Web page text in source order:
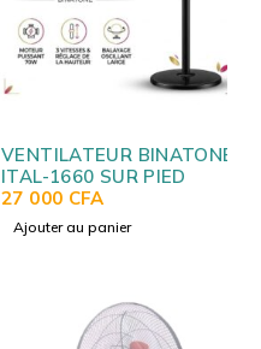
VENTILATEUR BINATONE
ITAL-1660 SUR PIED
27 000 CFA
Ajouter au panier